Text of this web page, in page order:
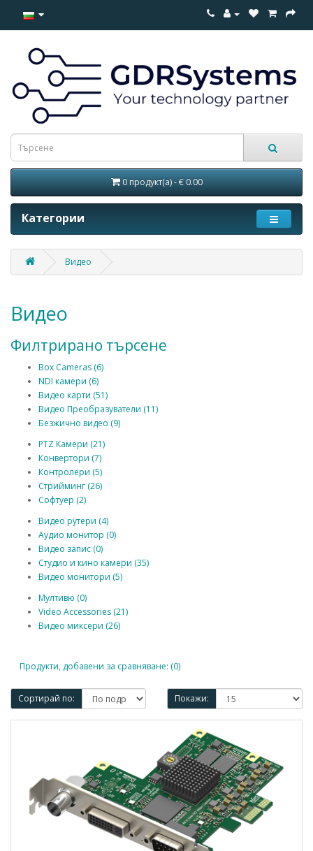
0 продукт(а) - € 0.00
Категории
Видео
Видео
Филтрирано търсене
Box Cameras (6)
NDI камери (6)
Видео карти (51)
Видео Преобразуватели (11)
Безжично видео (9)
PTZ Камери (21)
Конвертори (7)
Контролери (5)
Стрийминг (26)
Софтуер (2)
Видео рутери (4)
Аудио монитор (0)
Видео запис (0)
Студио и кино камери (35)
Видео монитори (5)
Мултивю (0)
Video Accessories (21)
Видео миксери (26)
Продукти, добавени за сравняване: (0)
Сортирай по: Покажи: